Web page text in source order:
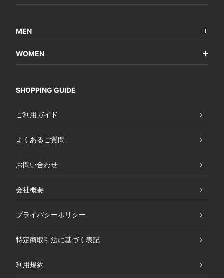
MEN
WOMEN
SHOPPING GUIDE
ご利用ガイド
よくあるご質問
お問い合わせ
会社概要
プライバシーポリシー
特定商取引法に基づく表記
利用規約